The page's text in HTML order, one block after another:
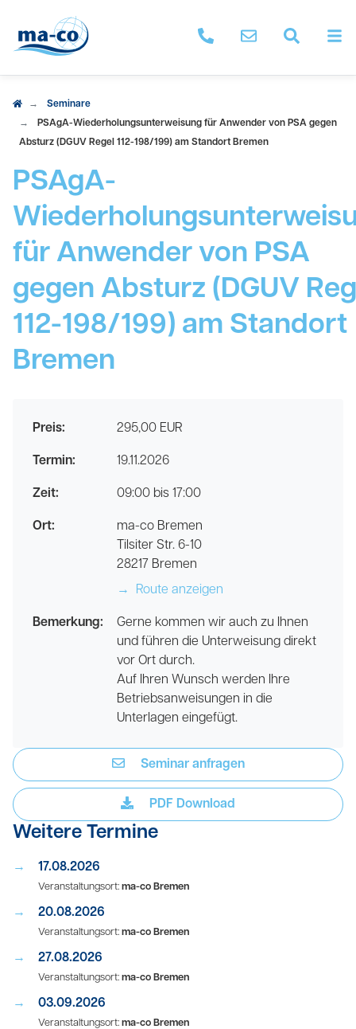
ma-co anrufen
NachrichtSeminar
Seminare
PSAgA-Wiederholungsunterweisung für Anwender von PSA gegen
Absturz (DGUV Regel 112-198/199) am Standort Bremen
PSAgA-
für Anwender von PSA
gegen Absturz (DGUV
112-198/199) am Standort
Bremen
Preis: 295,00 EUR
Termin: 19.11.2026
Zeit: 09:00 bis 17:00
Ort:
ma-co Bremen
Tilsiter Str. 6-10
28217 Bremen
→
Route anzeigen
Bemerkung:
Gerne kommen wir auch zu Ihnen
und führen die Unterweisung direkt
vor Ort durch.
Auf Ihren Wunsch werden Ihre
Betriebsanweisungen in die
Unterlagen eingefügt.
Seminar anfragen
PDF Download
Weitere Termine
17.08.2026
Veranstaltungsort: ma-co Bremen
20.08.2026
Veranstaltungsort: ma-co Bremen
27.08.2026
Veranstaltungsort: ma-co Bremen
03.09.2026
Veranstaltungsort: ma-co Bremen